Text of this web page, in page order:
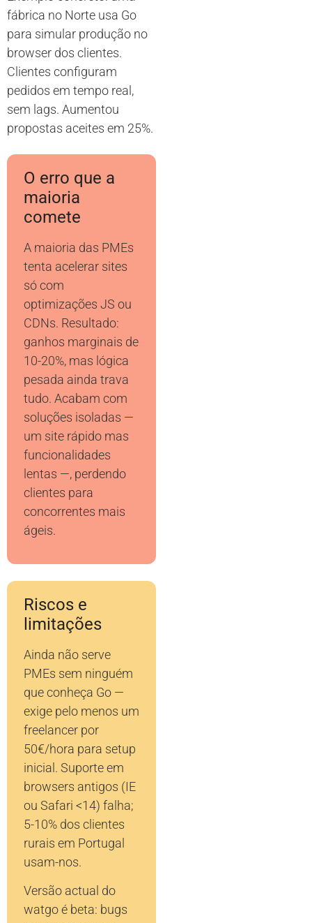
fábrica no Norte usa Go
para simular produção no
browser dos clientes.
Clientes configuram
pedidos em tempo real,
sem lags. Aumentou
propostas aceites em 25%.
O erro que a
maioria
comete
A maioria das PMEs
tenta acelerar sites
só com
optimizações JS ou
CDNs. Resultado:
ganhos marginais de
10-20%, mas lógica
pesada ainda trava
tudo. Acabam com
soluções isoladas —
um site rápido mas
funcionalidades
lentas —, perdendo
clientes para
concorrentes mais
ágeis.
Riscos e
limitações
Ainda não serve
PMEs sem ninguém
que conheça Go —
exige pelo menos um
freelancer por
50€/hora para setup
inicial. Suporte em
browsers antigos (IE
ou Safari <14) falha;
5-10% dos clientes
rurais em Portugal
usam-nos.
Versão actual do
watgo é beta: bugs